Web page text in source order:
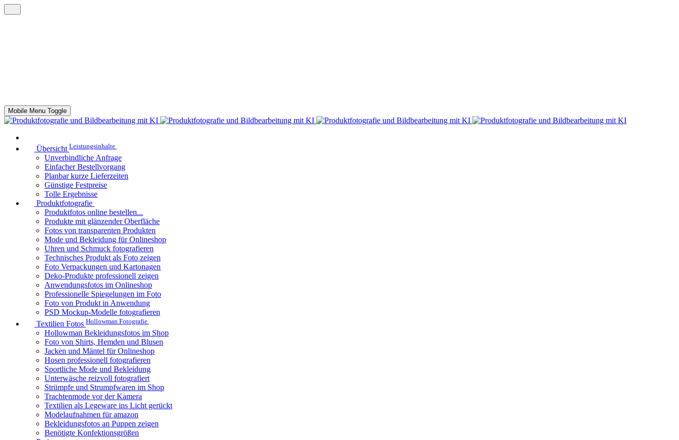
Mobile Menu Toggle
Übersicht Leistungsinhalte
Unverbindliche Anfrage
Einfacher Bestellvorgang
Planbar kurze Lieferzeiten
Günstige Festpreise
Tolle Ergebnisse
Produktfotografie
Produktfotos online bestellen...
Produkte mit glänzender Oberfläche
Fotos von transparenten Produkten
Mode und Bekleidung für Onlineshop
Uhren und Schmuck fotografieren
Technisches Produkt als Foto zeigen
Foto Verpackungen und Kartonagen
Deko-Produkte professionell zeigen
Anwendungsfotos im Onlineshop
Professionelle Spiegelungen im Foto
Foto von Produkt in Anwendung
PSD Mockup-Modelle fotografieren
Textilien Fotos Hollowman Fotografie
Hollowman Bekleidungsfotos im Shop
Foto von Shirts, Hemden und Blusen
Jacken und Mäntel für Onlineshop
Hosen professionell fotografieren
Sportliche Mode und Bekleidung
Unterwäsche reizvoll fotografiert
Strümpfe und Strumpfwaren im Shop
Trachtenmode vor der Kamera
Textilien als Legeware ins Licht gerückt
Modelaufnahmen für amazon
Bekleidungsfotos an Puppen zeigen
Benötigte Konfektionsgrößen